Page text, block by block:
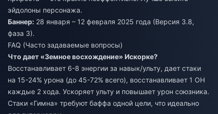
эйдолоны персонажа.
Баннер: 28 января – 12 февраля 2025 года (Версия 3.8,
фаза 3).
FAQ (Часто задаваемые вопросы)
Что дает «Земное восхождение» Искорке?
Восстанавливает 6-8 энергии за навык/ульту, дает стаки
на 15-24% урона (до 45-72% всего), восстанавливает 1 ОН
каждые 2 хода. Ускоряет ульту и повышает урон союзника.
Стаки «Гимна» требуют баффа одной цели, что идеально